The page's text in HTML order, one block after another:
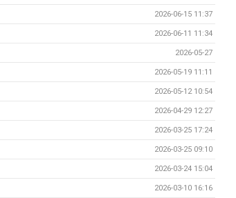
2026-06-15 11:37
2026-06-11 11:34
2026-05-27
2026-05-19 11:11
2026-05-12 10:54
2026-04-29 12:27
2026-03-25 17:24
2026-03-25 09:10
2026-03-24 15:04
2026-03-10 16:16